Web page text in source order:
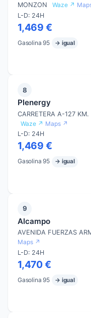
MONZON
Waze ↗
L-D: 24H
1,469 €
Gasolina 95 → igual
8
Plenergy
CARRETERA A-127
Waze ↗ Maps ↗
L-D: 24H
1,469 €
Gasolina 95 → igual
9
Alcampo
AVENIDA FUERZAS
Maps ↗
L-D: 24H
1,470 €
Gasolina 95 → igual